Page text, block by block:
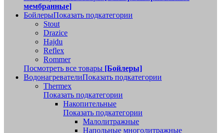
мембранные]
БойлерыПоказать подкатегории
Stout
Drazice
Hajdu
Reflex
Rommer
Посмотреть все товары [Бойлеры]
ВодонагревателиПоказать подкатегории
Thermex
Показать подкатегории
Накопительные
Показать подкатегории
Малолитражные
Напольные многолитражные